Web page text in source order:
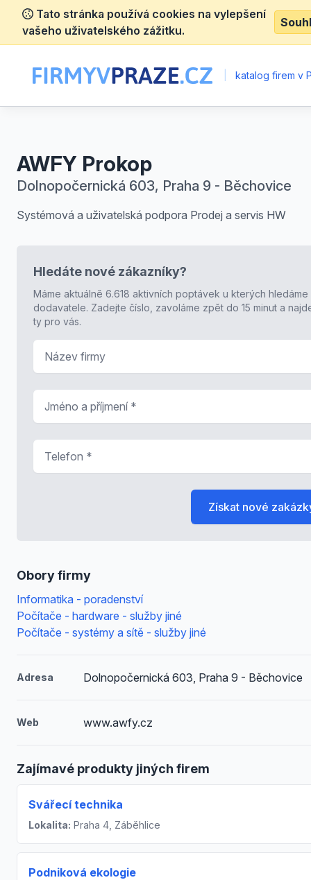
Tato stránka používá cookies na vylepšení
vašeho uživatelského zážitku.
katalog firem v
AWFY Prokop
Dolnopočernická 603, Praha 9 - Běchovice
Systémová a uživatelská podpora Prodej a servis HW
Obory firmy
Informatika - poradenství
Počítače - hardware - služby jiné
Počítače - systémy a sítě - služby jiné
Adresa Dolnopočernická 603, Praha 9 - Běchovice
Web www.awfy.cz
Zajímavé produkty jiných firem
Svářecí technika
Lokalita: Praha 4, Záběhlice
Podniková ekologie
Hledáte nové zákazníky?
Máme aktuálně 6.618 aktivních poptávek u kterých hledáme
dodavatele. Zadejte číslo, zavoláme zpět do 15 minut a
ty pro vás.
Získat nové